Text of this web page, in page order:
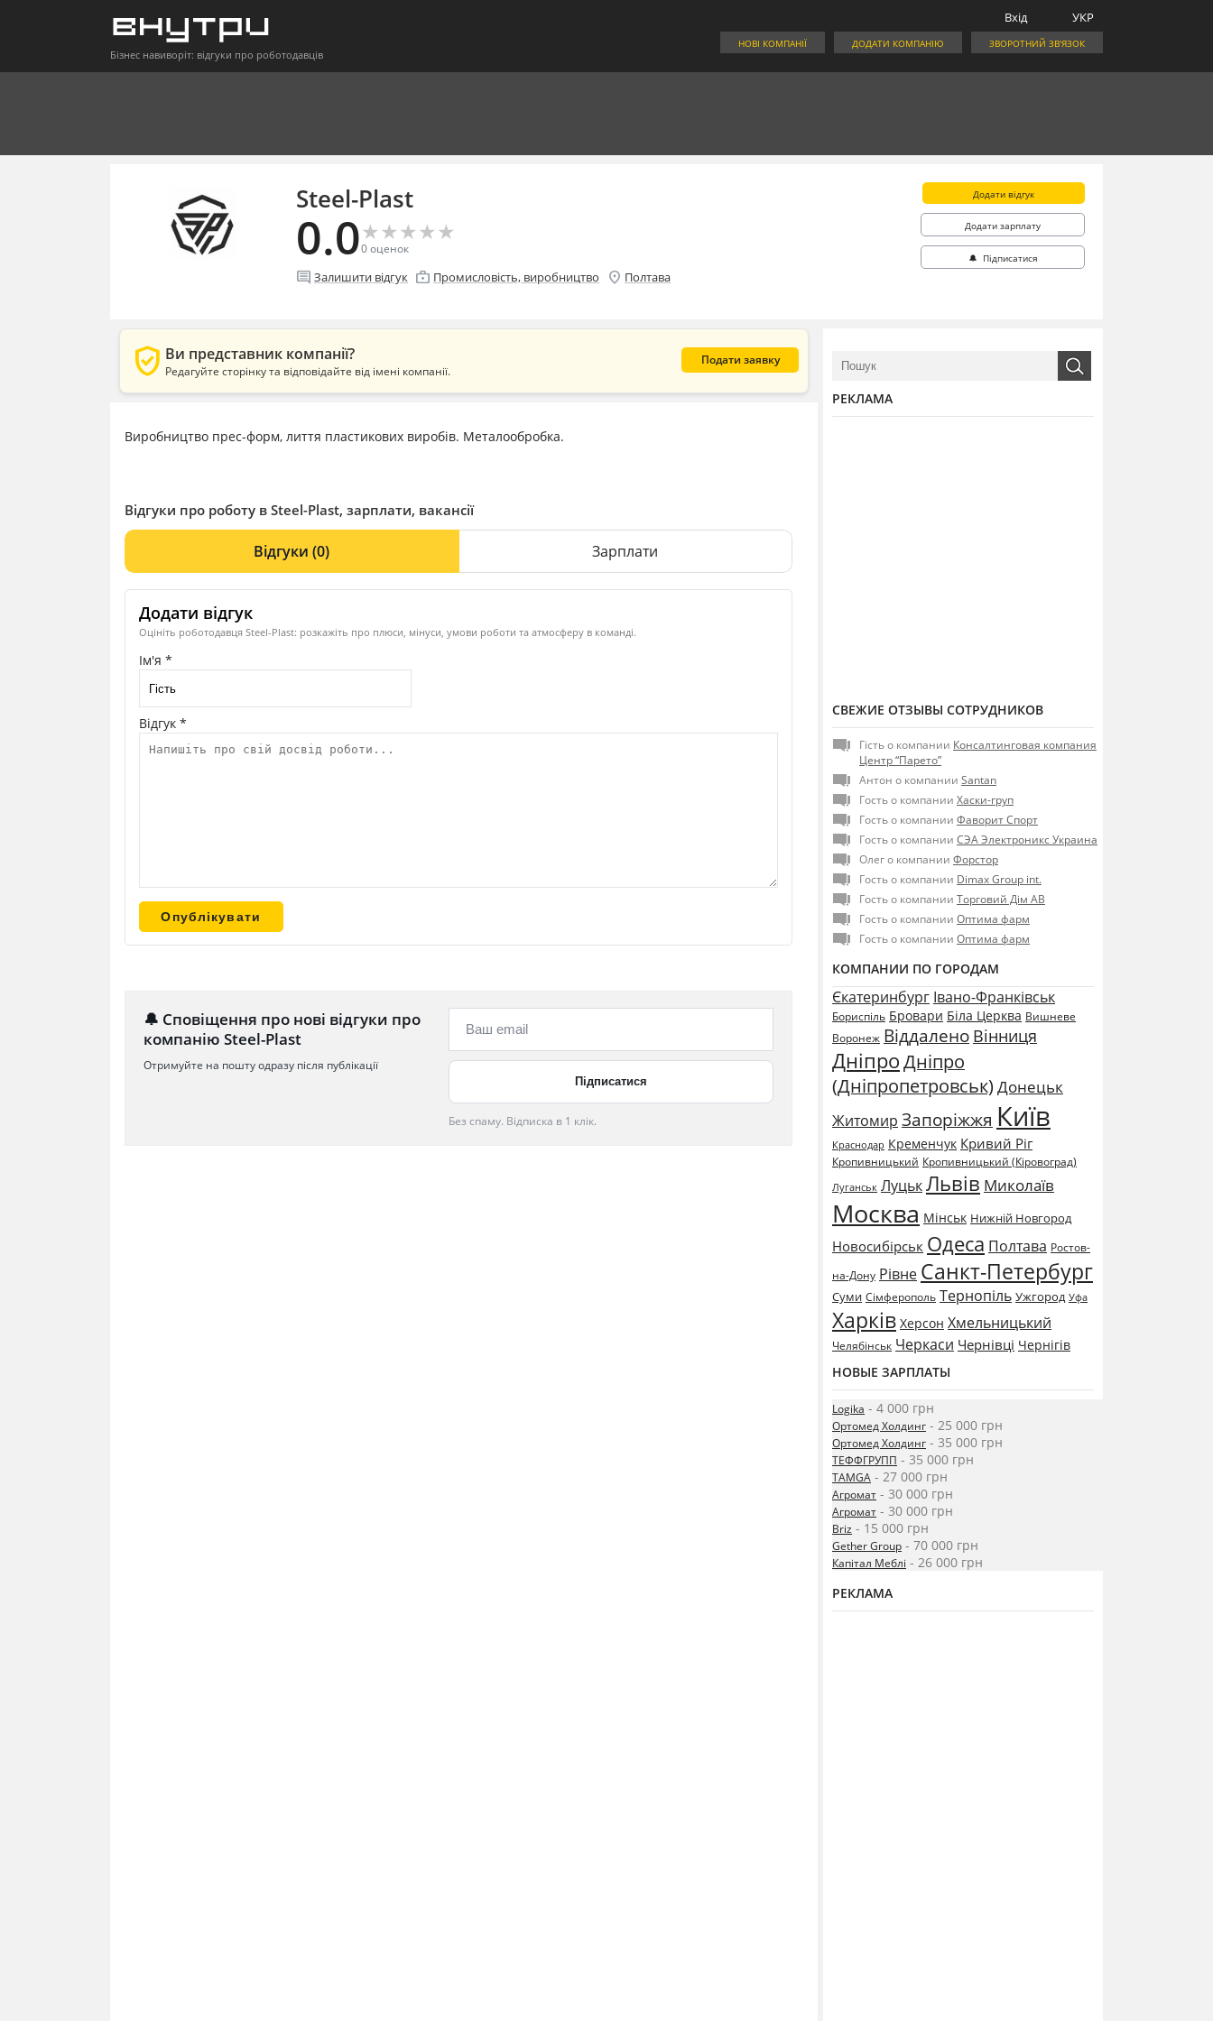
Бізнес навиворіт: відгуки про роботодавців
УКР
Вхід
ЗВОРОТНИЙ ЗВ'ЯЗОК
ДОДАТИ КОМПАНІЮ
НОВІ КОМПАНІЇ
Steel-Plast
0.0★
★★
★★
★★
★★
★
0оценок
comment Залишити відгук enterprise Промисловість, виробництво location_on Полтава
Додати відгук
Додати зарплату
🔔 Підписатися
verified_user Ви представник компанії?
Редагуйте сторінку та відповідайте від імені компанії.
Подати заявку
Виробництво прес-форм, лиття пластикових виробів. Металообробка.
Відгуки про роботу в Steel-Plast, зарплати, вакансії
Відгуки(0) Зарплати
Додати відгук
Оцініть роботодавця Steel-Plast: розкажіть про плюси, мінуси, умови роботи та атмосферу в команді.
Ім'я *
Відгук *
🔔 Сповіщення про нові відгуки про
компанію Steel-Plast
Отримуйте на пошту одразу після публікації
Без спаму. Відписка в 1 клік.
РЕКЛАМА
СВЕЖИЕ ОТЗЫВЫ СОТРУДНИКОВ
Гість о компании Консалтинговая компания
Центр “Парето”
Антон о компании Santan
Гость о компании Хаски-груп
Гость о компании Фаворит Спорт
Гость о компании СЭА Электроникс Украина
Олег о компании Форстор
Гость о компании Dimax Group int.
Гость о компании Торговий Дім АВ
Гость о компании Оптима фарм
Гость о компании Оптима фарм
КОМПАНИИ ПО ГОРОДАМ
Єкатеринбург Івано-Франківськ
Бориспіль Бровари Біла Церква Вишневе
Воронеж Віддалено Вінниця
ДніпроДніпро
(Дніпропетровськ) Донецьк
Житомир Запоріжжя Київ
Краснодар Кременчук Кривий Ріг
Кропивницький Кропивницький (Кіровоград)
Луганськ ЛуцькЛьвів Миколаїв
Москва Мінськ Нижній Новгород
Новосибірськ Одеса Полтава Ростов-
на-Дону Рівне Санкт-Петербург
Суми Сімферополь Тернопіль Ужгород Уфа
Харків Херсон Хмельницький
Челябінськ Черкаси Чернівці Чернігів
НОВЫЕ ЗАРПЛАТЫ
Logika - 4 000 грн
Ортомед Холдинг - 25 000 грн
Ортомед Холдинг - 35 000 грн
ТЕФФГРУПП - 35 000 грн
TAMGA - 27 000 грн
Агромат - 30 000 грн
Агромат - 30 000 грн
Briz - 15 000 грн
Gether Group - 70 000 грн
Капітал Меблі - 26 000 грн
РЕКЛАМА